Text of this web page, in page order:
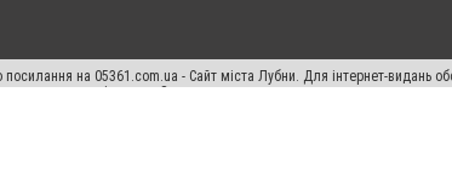
на 05361.com.ua - Сайт міста Лубни. Для інтернет-видань
прав переслідується Законом.